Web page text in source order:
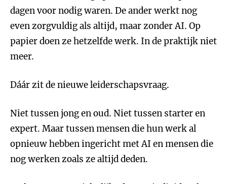
dagen voor nodig waren. De ander werkt nog
even zorgvuldig als altijd, maar zonder AI. Op
papier doen ze hetzelfde werk. In de praktijk niet
meer.
Dáár zit de nieuwe leiderschapsvraag.
Niet tussen jong en oud. Niet tussen starter en
expert. Maar tussen mensen die hun werk al
opnieuw hebben ingericht met AI en mensen die
nog werken zoals ze altijd deden.